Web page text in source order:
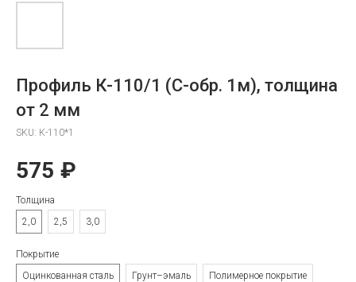
Профиль К-110/1 (С-обр. 1м), толщина
от 2 мм
SKU: К-110*1
575 ₽
Толщина
2,0
2,5 3,0
Покрытие
Оцинкованная сталь
Грунт–эмаль Полимерное покрытие